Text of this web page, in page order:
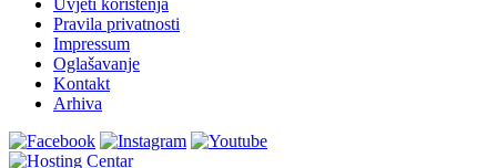
Uvjeti korištenja
Pravila privatnosti
Impressum
Oglašavanje
Kontakt
Arhiva